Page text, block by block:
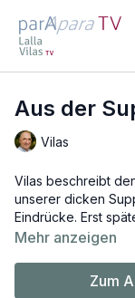
Aus der
Vilas
Vilas beschreibt
unserer dicken
Eindrücke. Erst
dadurch beeinflusst
Annehmen
Mehr anzeigen
Zum